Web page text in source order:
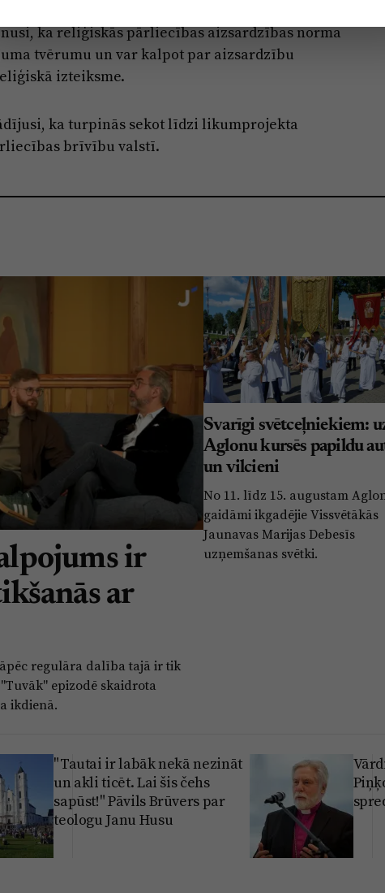
ka reliģiskās pārliecības aizsardzības norma
tvērumu un var kalpot par aizsardzību
izteiksme.
ka turpinās sekot līdzi likumprojekta
brīvību valstī.
ir
ar
regulāra dalība tajā ir tik
epizodē skaidrota
ikdienā.
Svarīgi svētceļniekiem:
Aglonu kursēs papildu
un vilcieni
No 11. līdz 15. augustam
gaidāmi ikgadējie Vissvētākās
Jaunavas Marijas Debesīs
uzņemšanas svētki.
"Tautai ir labāk nekā nezināt
un akli ticēt. Lai šis čehs
sapūst!" Pāvils Brūvers par
teologu Janu Husu